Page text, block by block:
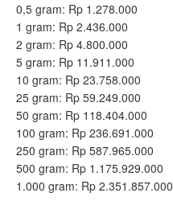
0,5 gram: Rp 1.278.000
1 gram: Rp 2.436.000
2 gram: Rp 4.800.000
5 gram: Rp 11.911.000
10 gram: Rp 23.758.000
25 gram: Rp 59.249.000
50 gram: Rp 118.404.000
100 gram: Rp 236.691.000
250 gram: Rp 587.965.000
500 gram: Rp 1.175.929.000
1.000 gram: Rp 2.351.857.000